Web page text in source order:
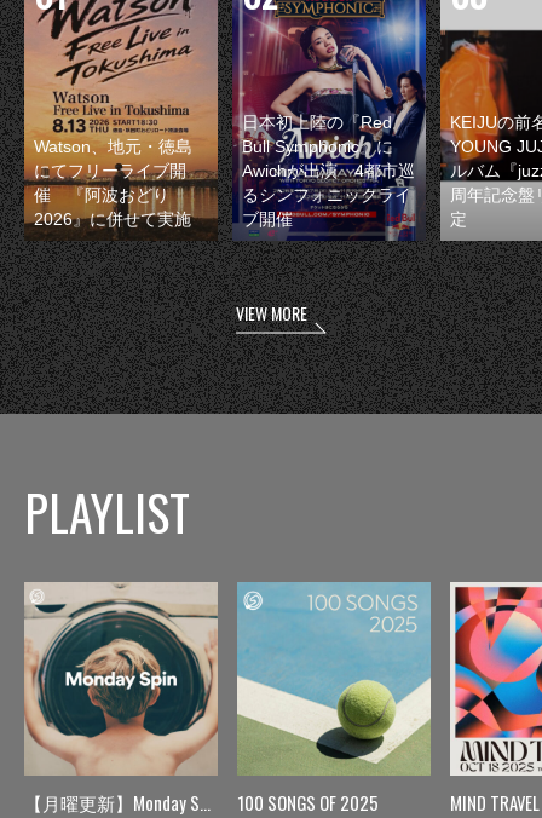
Watson、地元・徳島
にてフリーライブ開
催 『阿波おどり
2026』に併せて実施
日本初上陸の『Red
Bull Symphonic』に
Awichが出演 4都市巡
るシンフォニックライ
ブ開催
KEIJUの前
YOUNG
ルバム『
周年記念盤
定
VIEW MORE
PLAYLIST
【月曜更新】Monday Spin 100 SONGS OF 2025 MIND TRAVEL